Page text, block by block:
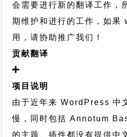
会需要进行新的翻译工作，
期维护和进行的工作，如果
用，请协助推广我们！
贡献翻译
项目说明
由于近年来 WordPress 中
慢，同时包括 Annotum
的主题、插件都没有提供中